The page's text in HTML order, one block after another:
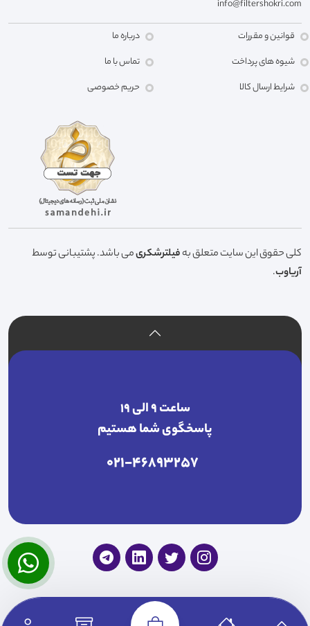
info@filtershokri.com
قوانین و مقررات
شیوه های پرداخت
شرایط ارسال کالا
درباره ما
تماس با ما
حریم خصوصی
کلی حقوق این سایت متعلق بهفیلترشکریمی باشد. پشتیبانی توسط
آریاوب.
ساعت ۹ الی ۱۹
پاسخگوی شما هستیم
021-46893257